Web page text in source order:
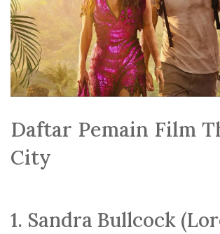
Daftar Pemain Film
City
1. Sandra Bullcock